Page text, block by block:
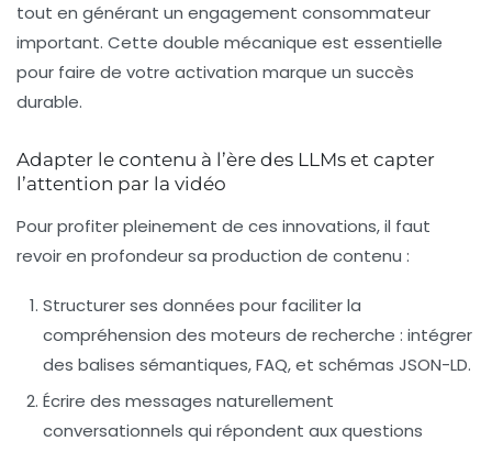
tout en générant un engagement consommateur
important. Cette double mécanique est essentielle
pour faire de votre activation marque un succès
durable.
Adapter le contenu à l’ère des LLMs et capter
l’attention par la vidéo
Pour profiter pleinement de ces innovations, il faut
revoir en profondeur sa production de contenu :
Structurer ses données pour faciliter la
compréhension des moteurs de recherche : intégrer
des balises sémantiques, FAQ, et schémas JSON-LD.
Écrire des messages naturellement
conversationnels qui répondent aux questions